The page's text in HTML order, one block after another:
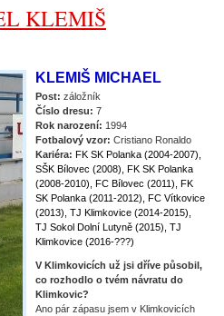
KLEMIŠ
KLEMIŠ MICHAEL
Post: záložník
Číslo dresu: 7
Rok narození: 1994
Fotbalový vzor: Cristiano Ronaldo
Kariéra: FK SK Polanka (2004-2007),
SŠK Bílovec (2008), FK SK Polanka
(2008-2010), FC Bílovec (2011), FK
SK Polanka (2011-2012), FC Vítkovice
(2013), TJ Klimkovice (2014-2015),
TJ Sokol Dolní Lutyně (2015), TJ
Klimkovice (2016-???)
V Klimkovicích už jsi dříve působil,
co rozhodlo o tvém návratu do
Klimkovic?
Ano pár zápasu jsem v Klimkovicích